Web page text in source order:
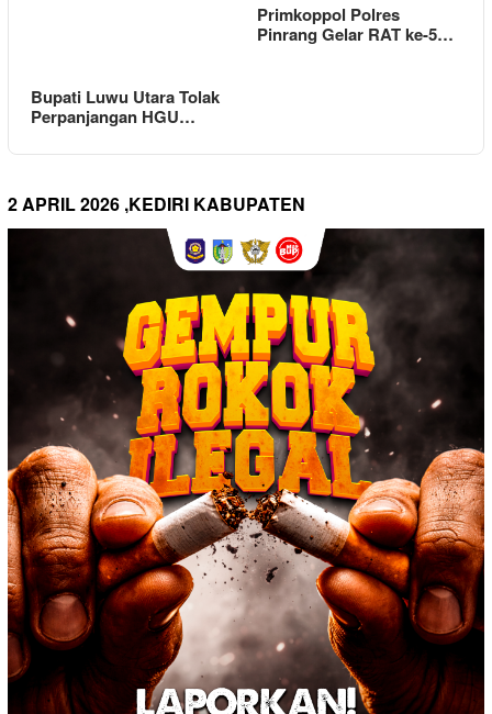
Bupati Luwu Utara Tolak
Perpanjangan HGU…
Primkoppol Polres
Pinrang Gelar RAT ke-5…
2 APRIL 2026 ,KEDIRI KABUPATEN